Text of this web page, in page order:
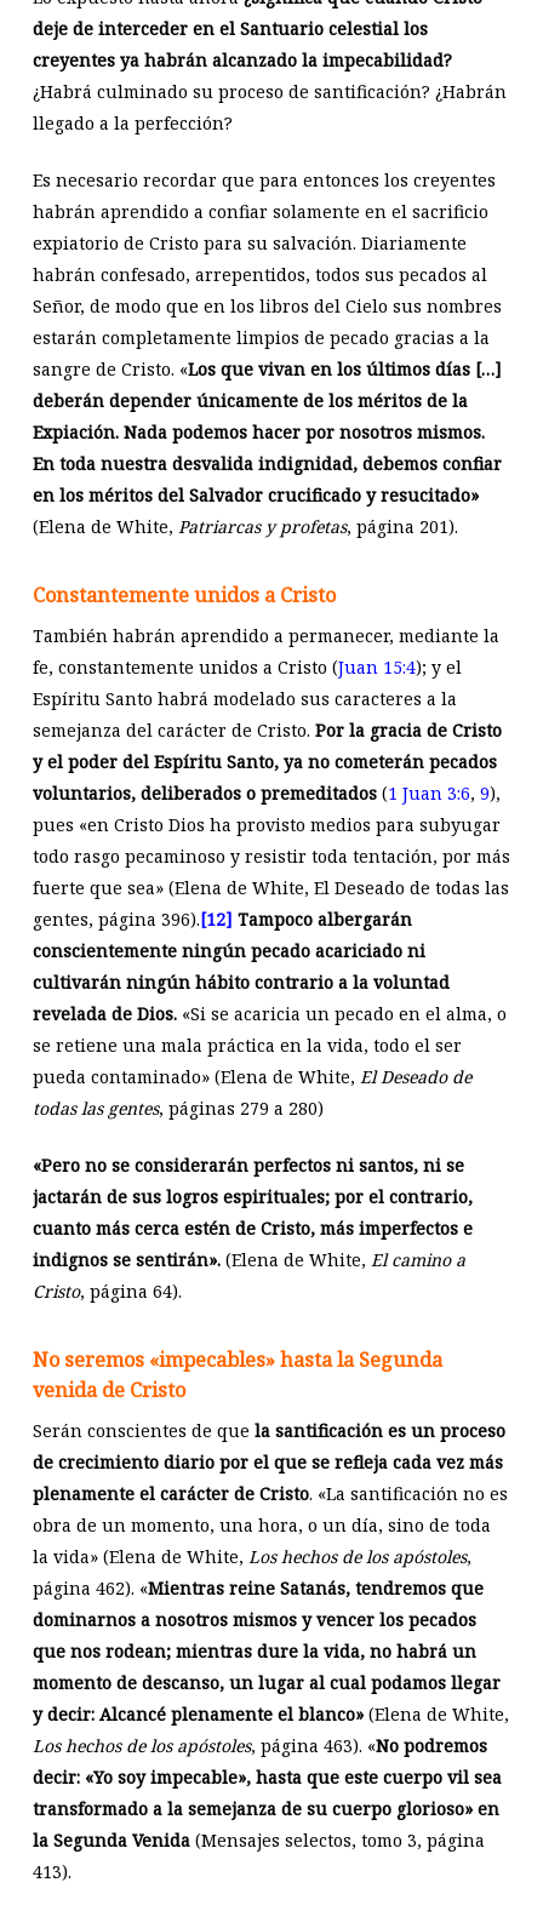
deje de interceder en el Santuario celestial los
creyentes ya habrán alcanzado la impecabilidad?
¿Habrá culminado su proceso de santificación? ¿Habrán
llegado a la perfección?
Es necesario recordar que para entonces los creyentes
habrán aprendido a confiar solamente en el sacrificio
expiatorio de Cristo para su salvación. Diariamente
habrán confesado, arrepentidos, todos sus pecados al
Señor, de modo que en los libros del Cielo sus nombres
estarán completamente limpios de pecado gracias a la
sangre de Cristo. «Los que vivan en los últimos días […]
deberán depender únicamente de los méritos de la
Expiación. Nada podemos hacer por nosotros mismos.
En toda nuestra desvalida indignidad, debemos confiar
en los méritos del Salvador crucificado y resucitado»
(Elena de White, Patriarcas y profetas, página 201).
Constantemente unidos a Cristo
También habrán aprendido a permanecer, mediante la
fe, constantemente unidos a Cristo (Juan 15:4); y el
Espíritu Santo habrá modelado sus caracteres a la
semejanza del carácter de Cristo. Por la gracia de Cristo
y el poder del Espíritu Santo, ya no cometerán pecados
voluntarios, deliberados o premeditados(1 Juan 3:6, 9),
pues «en Cristo Dios ha provisto medios para subyugar
todo rasgo pecaminoso y resistir toda tentación, por más
fuerte que sea» (Elena de White, El Deseado de todas las
gentes, página 396).[12] Tampoco albergarán
conscientemente ningún pecado acariciado ni
cultivarán ningún hábito contrario a la voluntad
revelada de Dios.«Si se acaricia un pecado en el alma, o
se retiene una mala práctica en la vida, todo el ser
pueda contaminado» (Elena de White, El Deseado de
todas las gentes, páginas 279 a 280)
«Pero no se considerarán perfectos ni santos, ni se
jactarán de sus logros espirituales; por el contrario,
cuanto más cerca estén de Cristo, más imperfectos e
indignos se sentirán».(Elena de White, El camino a
Cristo, página 64).
No seremos «impecables» hasta la Segunda
venida de Cristo
Serán conscientes de que la santificación es un proceso
de crecimiento diario por el que se refleja cada vez más
plenamente el carácter de Cristo. «La santificación no es
obra de un momento, una hora, o un día, sino de toda
la vida» (Elena de White, Los hechos de los apóstoles,
página 462). «Mientras reine Satanás, tendremos que
dominarnos a nosotros mismos y vencer los pecados
que nos rodean; mientras dure la vida, no habrá un
momento de descanso, un lugar al cual podamos llegar
y decir: Alcancé plenamente el blanco»(Elena de White,
Los hechos de los apóstoles, página 463). «No podremos
decir: «Yo soy impecable», hasta que este cuerpo vil sea
transformado a la semejanza de su cuerpo glorioso» en
la Segunda Venida(Mensajes selectos, tomo 3, página
413).